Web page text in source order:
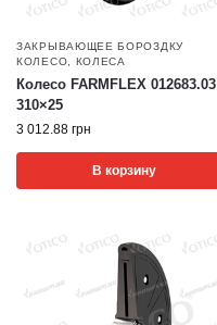
ЗАКРЫВАЮЩЕЕ БОРОЗДКУ
КОЛЕСО
КОЛЕСА
Колесо FARMFLEX 012683.03
310×25
3 012.88 грн
В корзину